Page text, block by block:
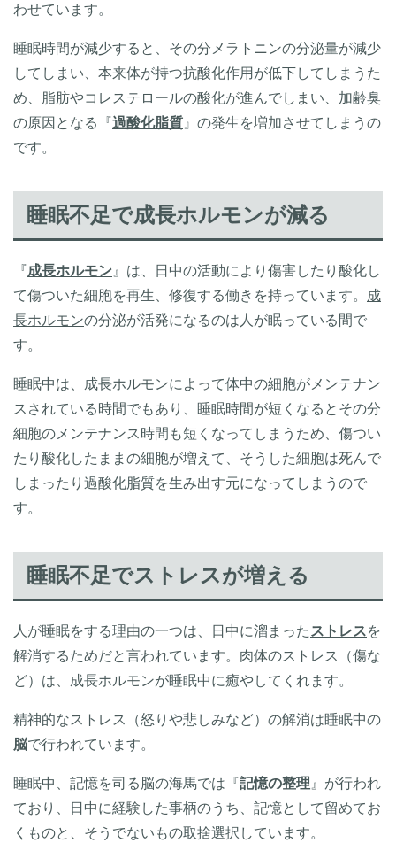
わせています。
睡眠時間が減少すると、その分メラトニンの分泌量が減少
してしまい、本来体が持つ抗酸化作用が低下してしまうた
め、脂肪やコレステロールの酸化が進んでしまい、加齢臭
の原因となる『過酸化脂質 』の発生を増加させてしまうの
です。
睡眠不足で成長ホルモンが減る
『成長ホルモン 』は、日中の活動により傷害したり酸化し
て傷ついた細胞を再生、修復する働きを持っています。
成
長ホルモンの分泌が活発になるのは人が眠っている間で
す。
睡眠中は、成長ホルモンによって体中の細胞がメンテナン
スされている時間でもあり、睡眠時間が短くなるとその分
細胞のメンテナンス時間も短くなってしまうため、傷つい
たり酸化したままの細胞が増えて、そうした細胞は死んで
しまったり過酸化脂質を生み出す元になってしまうので
す。
睡眠不足でストレスが増える
人が睡眠をする理由の一つは、日中に溜まった ストレスを
解消するためだと言われています。肉体のストレス（傷な
ど）は、成長ホルモンが睡眠中に癒やしてくれます。
精神的なストレス（怒りや悲しみなど）の解消は睡眠中の
脳で行われています。
睡眠中、記憶を司る脳の海馬では『記憶の整理 』が行われ
ており、日中に経験した事柄のうち、記憶として留めてお
くものと、そうでないもの取捨選択しています。